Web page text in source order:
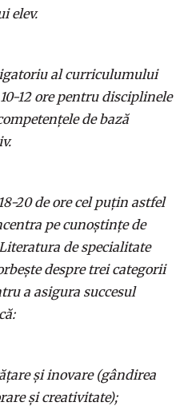
elev.
al curriculumului
12 ore pentru disciplinele
de bază
20 de ore cel puțin astfel
pe cunoștințe de
de specialitate
despre trei categorii
a asigura succesul
și inovare (gândirea
și creativitate);